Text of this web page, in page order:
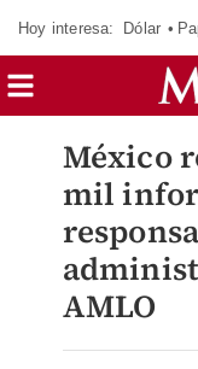
Hoy interesa: Dólar
México
mil
AMLO